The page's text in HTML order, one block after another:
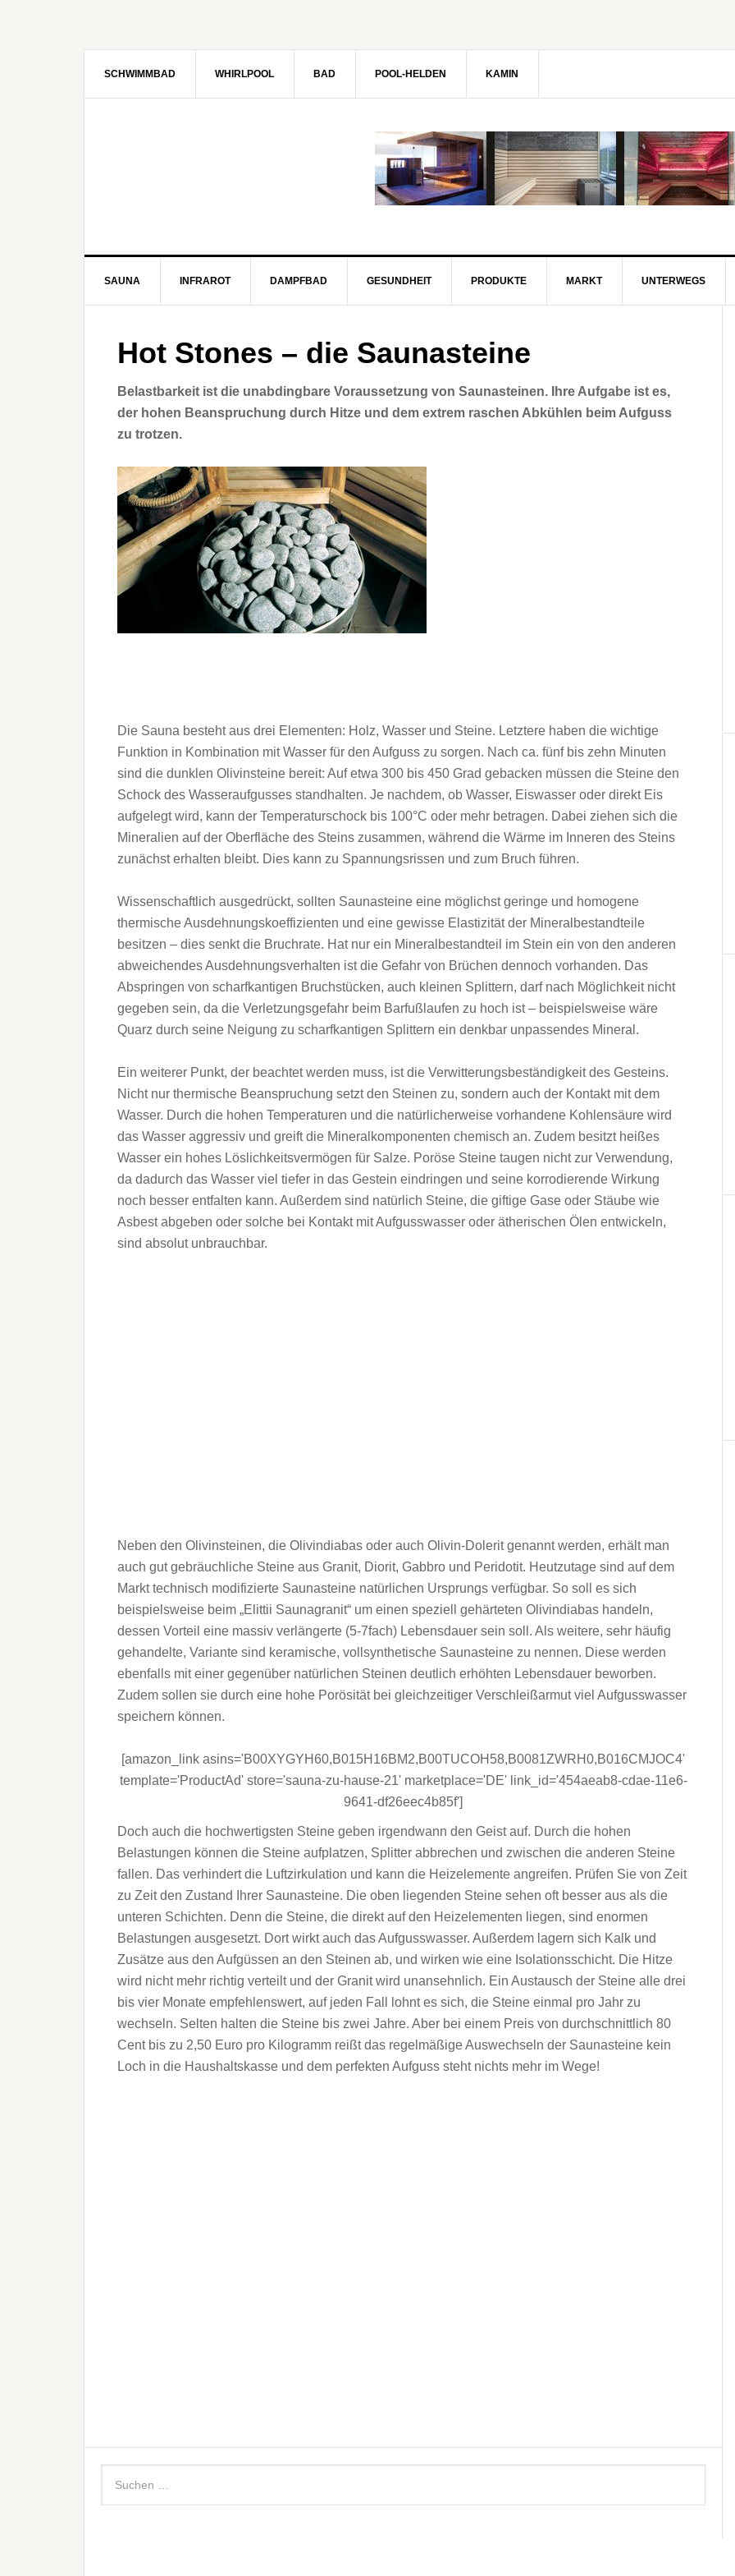
SCHWIMMBAD WHIRLPOOL BAD POOL-HELDEN KAMIN
SAUNA INFRAROT DAMPFBAD GESUNDHEIT PRODUKTE MARKT UNTERWEGS
Hot Stones – die Saunasteine
Belastbarkeit ist die unabdingbare Voraussetzung von Saunasteinen. Ihre Aufgabe ist es,
der hohen Beanspruchung durch Hitze und dem extrem raschen Abkühlen beim Aufguss
zu trotzen.
Die Sauna besteht aus drei Elementen: Holz, Wasser und Steine. Letztere haben die wichtige
Funktion in Kombination mit Wasser für den Aufguss zu sorgen. Nach ca. fünf bis zehn Minuten
sind die dunklen Olivinsteine bereit: Auf etwa 300 bis 450 Grad gebacken müssen die Steine den
Schock des Wasseraufgusses standhalten. Je nachdem, ob Wasser, Eiswasser oder direkt Eis
aufgelegt wird, kann der Temperaturschock bis 100°C oder mehr betragen. Dabei ziehen sich die
Mineralien auf der Oberfläche des Steins zusammen, während die Wärme im Inneren des Steins
zunächst erhalten bleibt. Dies kann zu Spannungsrissen und zum Bruch führen.
Wissenschaftlich ausgedrückt, sollten Saunasteine eine möglichst geringe und homogene
thermische Ausdehnungskoeffizienten und eine gewisse Elastizität der Mineralbestandteile
besitzen – dies senkt die Bruchrate. Hat nur ein Mineralbestandteil im Stein ein von den anderen
abweichendes Ausdehnungsverhalten ist die Gefahr von Brüchen dennoch vorhanden. Das
Abspringen von scharfkantigen Bruchstücken, auch kleinen Splittern, darf nach Möglichkeit nicht
gegeben sein, da die Verletzungsgefahr beim Barfußlaufen zu hoch ist – beispielsweise wäre
Quarz durch seine Neigung zu scharfkantigen Splittern ein denkbar unpassendes Mineral.
Ein weiterer Punkt, der beachtet werden muss, ist die Verwitterungsbeständigkeit des Gesteins.
Nicht nur thermische Beanspruchung setzt den Steinen zu, sondern auch der Kontakt mit dem
Wasser. Durch die hohen Temperaturen und die natürlicherweise vorhandene Kohlensäure wird
das Wasser aggressiv und greift die Mineralkomponenten chemisch an. Zudem besitzt heißes
Wasser ein hohes Löslichkeitsvermögen für Salze. Poröse Steine taugen nicht zur Verwendung,
da dadurch das Wasser viel tiefer in das Gestein eindringen und seine korrodierende Wirkung
noch besser entfalten kann. Außerdem sind natürlich Steine, die giftige Gase oder Stäube wie
Asbest abgeben oder solche bei Kontakt mit Aufgusswasser oder ätherischen Ölen entwickeln,
sind absolut unbrauchbar.
Neben den Olivinsteinen, die Olivindiabas oder auch Olivin-Dolerit genannt werden, erhält man
auch gut gebräuchliche Steine aus Granit, Diorit, Gabbro und Peridotit. Heutzutage sind auf dem
Markt technisch modifizierte Saunasteine natürlichen Ursprungs verfügbar. So soll es sich
beispielsweise beim „Elittii Saunagranit“ um einen speziell gehärteten Olivindiabas handeln,
dessen Vorteil eine massiv verlängerte (5-7fach) Lebensdauer sein soll. Als weitere, sehr häufig
gehandelte, Variante sind keramische, vollsynthetische Saunasteine zu nennen. Diese werden
ebenfalls mit einer gegenüber natürlichen Steinen deutlich erhöhten Lebensdauer beworben.
Zudem sollen sie durch eine hohe Porösität bei gleichzeitiger Verschleißarmut viel Aufgusswasser
speichern können.
[amazon_link asins='B00XYGYH60,B015H16BM2,B00TUCOH58,B0081ZWRH0,B016CMJOC4'
template='ProductAd' store='sauna-zu-hause-21' marketplace='DE' link_id='454aeab8-cdae-11e6-
9641-df26eec4b85f']
Doch auch die hochwertigsten Steine geben irgendwann den Geist auf. Durch die hohen
Belastungen können die Steine aufplatzen, Splitter abbrechen und zwischen die anderen Steine
fallen. Das verhindert die Luftzirkulation und kann die Heizele­mente angreifen. Prüfen Sie von Zeit
zu Zeit den Zustand Ihrer Saunasteine. Die oben liegenden Steine sehen oft besser aus als die
unteren Schichten. Denn die Steine, die direkt auf den Heizelemen­ten liegen, sind enormen
Belastungen ausgesetzt. Dort wirkt auch das Aufgusswasser. Außerdem lagern sich Kalk und
Zusätze aus den Aufgüssen an den Steinen ab, und wirken wie eine Isolationsschicht. Die Hitze
wird nicht mehr richtig verteilt und der Granit wird unansehnlich. Ein Austausch der Steine alle drei
bis vier Monate empfehlenswert, auf jeden Fall lohnt es sich, die Steine einmal pro Jahr zu
wechseln. Selten halten die Steine bis zwei Jahre. Aber bei einem Preis von durchschnittlich 80
Cent bis zu 2,50 Euro pro Kilogramm reißt das regelmäßige Auswechseln der Saunasteine kein
Loch in die Haushaltskasse und dem perfekten Aufguss steht nichts mehr im Wege!